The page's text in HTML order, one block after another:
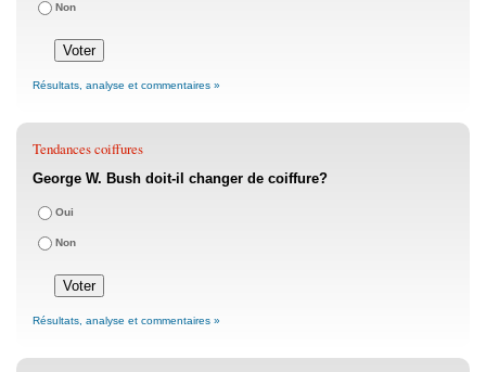
Non
Résultats, analyse et commentaires »
Tendances coiffures
George W. Bush doit-il changer de coiffure?
Oui
Non
Résultats, analyse et commentaires »